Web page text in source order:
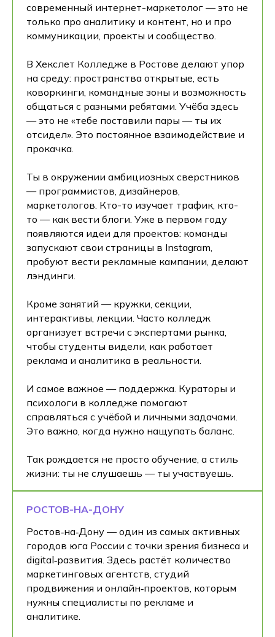
современный интернет-маркетолог — это не
только про аналитику и контент, но и про
коммуникации, проекты и сообщество.
В Хекслет Колледже в Ростове делают упор
на среду: пространства открытые, есть
коворкинги, командные зоны и возможность
общаться с разными ребятами. Учёба здесь
— это не «тебе поставили пары — ты их
отсидел». Это постоянное взаимодействие и
прокачка.
Ты в окружении амбициозных сверстников
— программистов, дизайнеров,
маркетологов. Кто-то изучает трафик, кто-
то — как вести блоги. Уже в первом году
появляются идеи для проектов: команды
запускают свои страницы в Instagram,
пробуют вести рекламные кампании, делают
лэндинги.
Кроме занятий — кружки, секции,
интерактивы, лекции. Часто колледж
организует встречи с экспертами рынка,
чтобы студенты видели, как работает
реклама и аналитика в реальности.
И самое важное — поддержка. Кураторы и
психологи в колледже помогают
справляться с учёбой и личными задачами.
Это важно, когда нужно нащупать баланс.
Так рождается не просто обучение, а стиль
жизни: ты не слушаешь — ты участвуешь.
РОСТОВ-НА-ДОНУ
Ростов‑на‑Дону — один из самых активных
городов юга России с точки зрения бизнеса и
digital‑развития. Здесь растёт количество
маркетинговых агентств, студий
продвижения и онлайн‑проектов, которым
нужны специалисты по рекламе и
аналитике.